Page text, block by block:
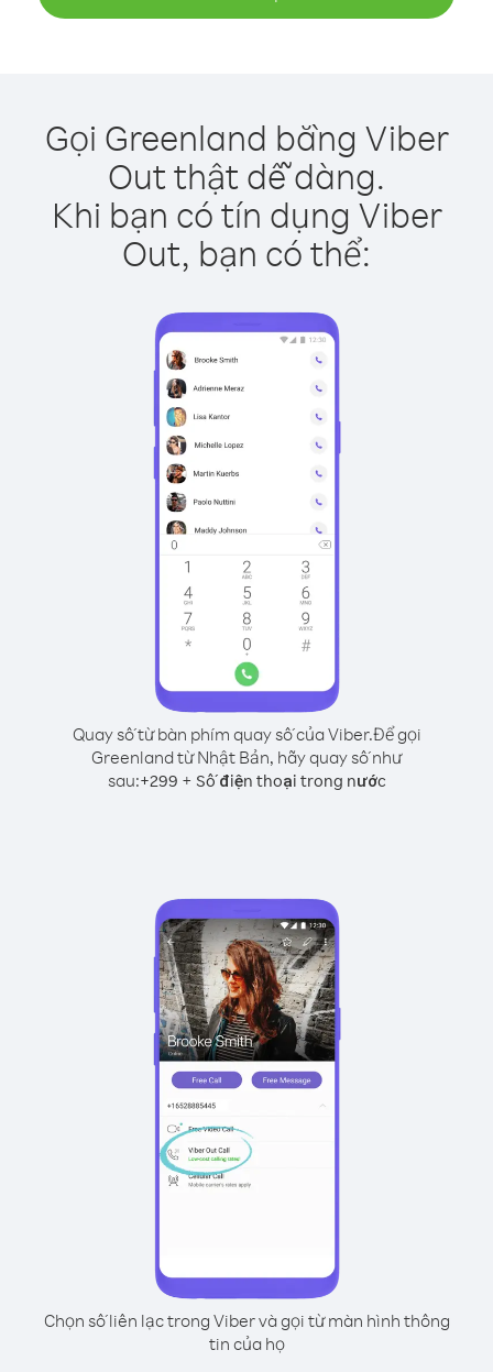
Gọi Greenland bằng Viber
Out thật dễ dàng.
Khi bạn có tín dụng Viber
Out, bạn có thể:
Quay số từ bàn phím quay số của Viber.Để gọi
Greenland từ Nhật Bản, hãy quay số như
sau:+299 + Số điện thoại trong nước
Chọn số liên lạc trong Viber và gọi từ màn hình thông
tin của họ